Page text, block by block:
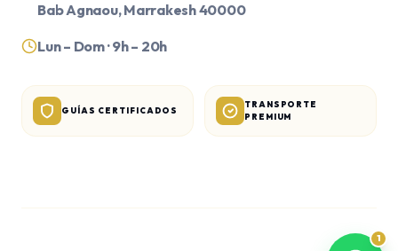
Bab Agnaou, Marrakesh 40000
Lun – Dom · 9h – 20h
GUÍAS CERTIFICADOS
TRANSPORTE
PREMIUM
1